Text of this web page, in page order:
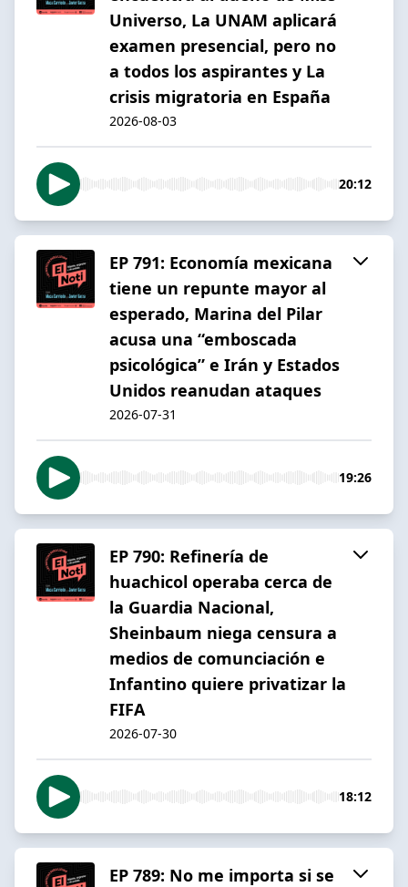
Universo, La UNAM aplicará
examen presencial, pero no
a todos los aspirantes y La
crisis migratoria en España
2026-08-03
20:12
EP 791: Economía mexicana
tiene un repunte mayor al
esperado, Marina del Pilar
acusa una “emboscada
psicológica” e Irán y Estados
Unidos reanudan ataques
2026-07-31
19:26
EP 790: Refinería de
huachicol operaba cerca de
la Guardia Nacional,
Sheinbaum niega censura a
medios de comunciación e
Infantino quiere privatizar la
FIFA
2026-07-30
18:12
EP 789: No me importa si se